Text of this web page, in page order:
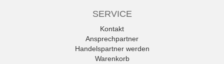
SERVICE
Kontakt
Ansprechpartner
Handelspartner werden
Warenkorb